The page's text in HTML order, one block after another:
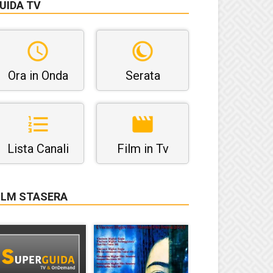
TV
Ora in Onda Serata
Lista Canali Film in Tv
STASERA